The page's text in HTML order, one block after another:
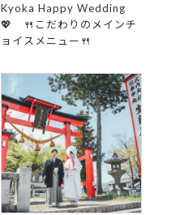
Kyoka Happy Wedding
💖 🍴こだわりのメインチ
ョイスメニュー🍴